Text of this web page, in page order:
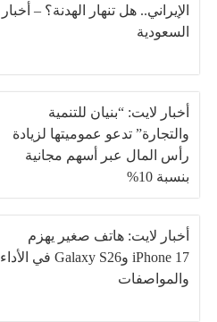
الإيراني.. هل تنهار الهدنة؟ – أخبار
السعودية
أخبار لايت: “بنيان للتنمية
والتجارة” تدعو عموميتها لزيادة
رأس المال عبر أسهم مجانية
بنسبة 10%
أخبار لايت: هاتف صغير يهزم
iPhone 17 وGalaxy S26 في الأداء
والمواصفات